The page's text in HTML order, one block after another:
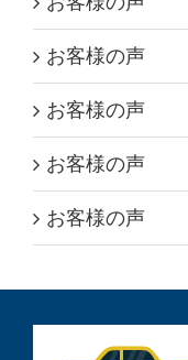
お客様の声
お客様の声
お客様の声
お客様の声